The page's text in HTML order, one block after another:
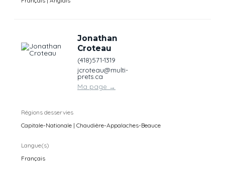
Jonathan
Croteau
(418)571-1319
jcroteau@multi-
prets.ca
Ma page →
Régions desservies
Capitale-Nationale | Chaudière-Appalaches-Beauce
Langue(s)
Français